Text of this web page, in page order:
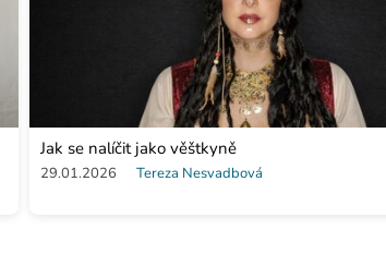
Jak se nalíčit jako věštkyně
29.01.2026 Tereza Nesvadbová